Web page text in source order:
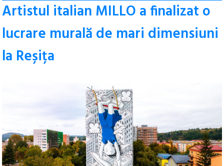
Artistul italian MILLO a finalizat o
lucrare murală de mari dimensiuni
la Reșița